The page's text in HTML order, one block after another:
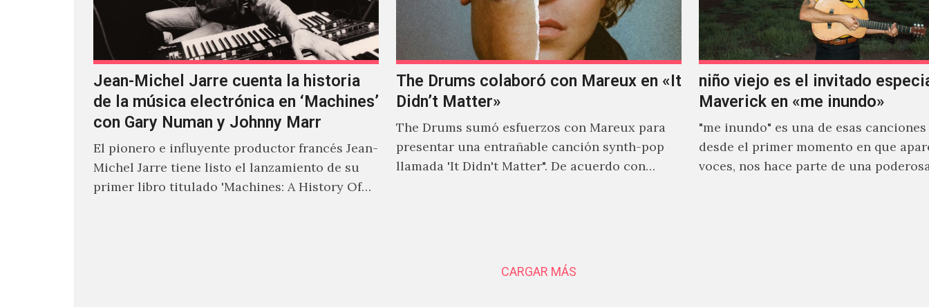
Jean-Michel Jarre cuenta la historia
de la música electrónica en ‘Machines’
con Gary Numan y Johnny Marr
El pionero e influyente productor francés Jean-
Michel Jarre tiene listo el lanzamiento de su
primer libro titulado 'Machines: A History Of
The Drums colaboró con Mareux en «It
Didn’t Matter»
The Drums sumó esfuerzos con Mareux para
presentar una entrañable canción synth-pop
llamada 'It Didn't Matter". De acuerdo con
niño viejo es el invitado
Maverick en «me inundo»
"me inundo" es una de esas canciones
desde el primer momento en que
voces, nos hace parte de una
CARGAR MÁS